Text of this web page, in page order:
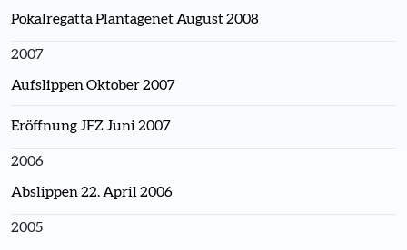
Pokalregatta Plantagenet August 2008
2007
Aufslippen Oktober 2007
Eröffnung JFZ Juni 2007
2006
Abslippen 22. April 2006
2005